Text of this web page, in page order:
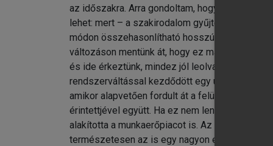
az időszakra. Arra gondoltam, hogy addig
lehet: mert – a szakirodalom gyűjtése során
módon összehasonlítható hosszú adatsor
változáson mentünk át, hogy ez már nem
és ide érkeztünk, mindez jól leolvasható az
rendszerváltással kezdődött egy új „mai”
amikor alapvetően fordult át a felülről
érintettjével együtt. Ha ez nem lenne elég,
alakította a munkaerőpiacot is. Az
természetesen az is egy nagyon érdekes